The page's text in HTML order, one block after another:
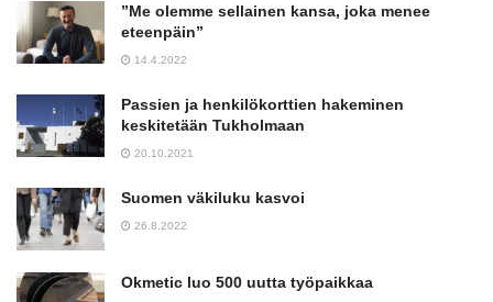
”Me olemme sellainen kansa, joka menee
eteenpäin”
14.4.2022
Passien ja henkilökorttien hakeminen
keskitetään Tukholmaan
20.10.2021
Suomen väkiluku kasvoi
26.8.2022
Okmetic luo 500 uutta työpaikkaa